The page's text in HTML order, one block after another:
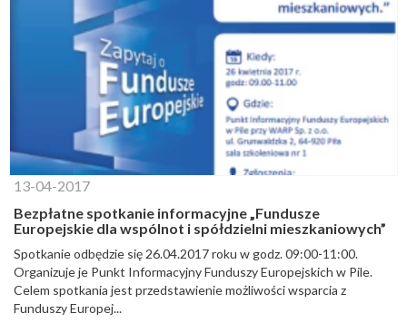
13-04-2017
Bezpłatne spotkanie informacyjne „Fundusze
Europejskie dla wspólnot i spółdzielni mieszkaniowych”
Spotkanie odbędzie się 26.04.2017 roku w godz. 09:00-11:00.
Organizuje je Punkt Informacyjny Funduszy Europejskich w Pile.
Celem spotkania jest przedstawienie możliwości wsparcia z
Funduszy Europej...